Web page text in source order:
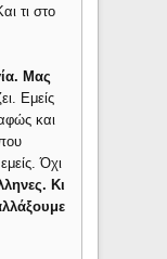
τι στο
Μας
Εμείς
και
Όχι
Κι